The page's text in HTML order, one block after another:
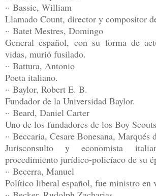
·· Bassie, William
Llamado Count, director y compositor
·· Batet Mestres, Domingo
General español, con su forma de
vidas, murió fusilado.
·· Battura, Antonio
Poeta italiano.
·· Baylor, Robert E. B.
Fundador de la Universidad Baylor.
·· Beard, Daniel Carter
Uno de los fundadores de los Boy
·· Beccaria, Cesare Bonesana, Marqués
Jurisconsulto y economista
procedimiento jurídico-policíaco de su
·· Becerra, Manuel
Político liberal español, fue ministro en